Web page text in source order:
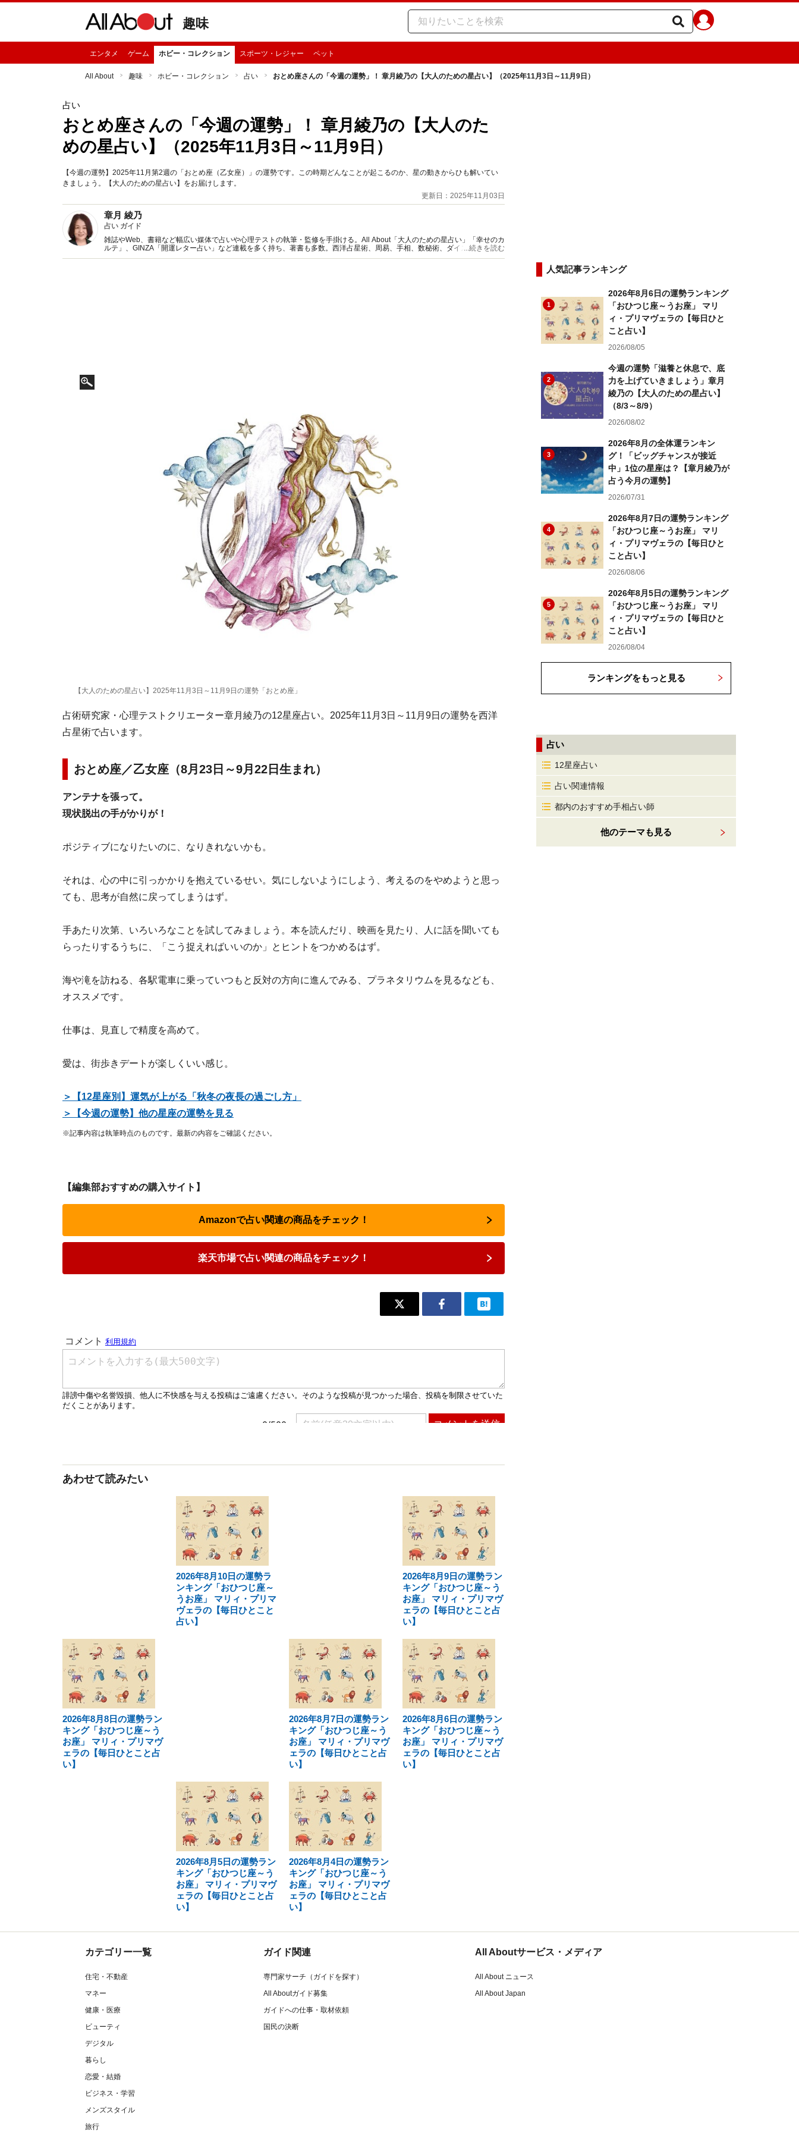
趣味
エンタメ ゲーム ホビー・コレクション スポーツ・レジャー ペット
All About 趣味 ホビー・コレクション 占い おとめ座さんの「今週の運勢」！ 章月綾乃の【大人のための星占い】（2025年11月3日～11月9日）
占い
おとめ座さんの「今週の運勢」！ 章月綾乃の【大人のた
めの星占い】（2025年11月3日～11月9日）
【今週の運勢】2025年11月第2週の「おとめ座（乙女座）」の運勢です。この時期どんなことが起こるのか、星の動きからひも解いてい
きましょう。【大人のための星占い】をお届けします。
更新日：2025年11月03日
章月 綾乃
占い ガイド
雑誌やWeb、書籍など幅広い媒体で占いや心理テストの執筆・監修を手掛ける。All About「大人のための星占い」「幸せのカ
ルテ」、GINZA「開運レター占い」など連載を多く持ち、著書も多数。西洋占星術、周易、手相、数秘術、ダイスやカード占
い、しぐさや言葉グセの研究など守備範囲は広め。
...続きを読む
【大人のための星占い】2025年11月3日～11月9日の運勢「おとめ座」
占術研究家・心理テストクリエーター章月綾乃の12星座占い。2025年11月3日～11月9日の運勢を西洋
占星術で占います。
おとめ座／乙女座（8月23日～9月22日生まれ）
アンテナを張って。
現状脱出の手がかりが！
ポジティブになりたいのに、なりきれないかも。
それは、心の中に引っかかりを抱えているせい。気にしないようにしよう、考えるのをやめようと思っ
ても、思考が自然に戻ってしまうはず。
手あたり次第、いろいろなことを試してみましょう。本を読んだり、映画を見たり、人に話を聞いても
らったりするうちに、「こう捉えればいいのか」とヒントをつかめるはず。
海や滝を訪ねる、各駅電車に乗っていつもと反対の方向に進んでみる、プラネタリウムを見るなども、
オススメです。
仕事は、見直しで精度を高めて。
愛は、街歩きデートが楽しくいい感じ。
＞【12星座別】運気が上がる「秋冬の夜長の過ごし方」
＞【今週の運勢】他の星座の運勢を見る
※記事内容は執筆時点のものです。最新の内容をご確認ください。
【編集部おすすめの購入サイト】
Amazonで占い関連の商品をチェック！
楽天市場で占い関連の商品をチェック！
あわせて読みたい
2026年8月10日の運勢ラ
ンキング「おひつじ座～
うお座」 マリィ・プリマ
ヴェラの【毎日ひとこと
占い】
2026年8月9日の運勢ラン
キング「おひつじ座～う
お座」 マリィ・プリマヴ
ェラの【毎日ひとこと占
い】
2026年8月8日の運勢ラン
キング「おひつじ座～う
お座」 マリィ・プリマヴ
ェラの【毎日ひとこと占
い】
2026年8月7日の運勢ラン
キング「おひつじ座～う
お座」 マリィ・プリマヴ
ェラの【毎日ひとこと占
い】
2026年8月6日の運勢ラン
キング「おひつじ座～う
お座」 マリィ・プリマヴ
ェラの【毎日ひとこと占
い】
2026年8月5日の運勢ラン
キング「おひつじ座～う
お座」 マリィ・プリマヴ
ェラの【毎日ひとこと占
い】
2026年8月4日の運勢ラン
キング「おひつじ座～う
お座」 マリィ・プリマヴ
ェラの【毎日ひとこと占
い】
人気記事ランキング
1
2026年8月6日の運勢ランキング
「おひつじ座～うお座」 マリ
ィ・プリマヴェラの【毎日ひと
こと占い】
2026/08/05
2
今週の運勢「滋養と休息で、底
力を上げていきましょう」章月
綾乃の【大人のための星占い】
（8/3～8/9）
2026/08/02
3
2026年8月の全体運ランキン
グ！「ビッグチャンスが接近
中」1位の星座は？【章月綾乃が
占う今月の運勢】
2026/07/31
4
2026年8月7日の運勢ランキング
「おひつじ座～うお座」 マリ
ィ・プリマヴェラの【毎日ひと
こと占い】
2026/08/06
5
2026年8月5日の運勢ランキング
「おひつじ座～うお座」 マリ
ィ・プリマヴェラの【毎日ひと
こと占い】
2026/08/04
ランキングをもっと見る
占い
12星座占い
占い関連情報
都内のおすすめ手相占い師
他のテーマも見る
カテゴリー一覧
住宅・不動産
マネー
健康・医療
ビューティ
デジタル
暮らし
恋愛・結婚
ビジネス・学習
メンズスタイル
旅行
ガイド関連
専門家サーチ（ガイドを探す）
All Aboutガイド募集
ガイドへの仕事・取材依頼
国民の決断
All Aboutサービス・メディア
All About ニュース
All About Japan